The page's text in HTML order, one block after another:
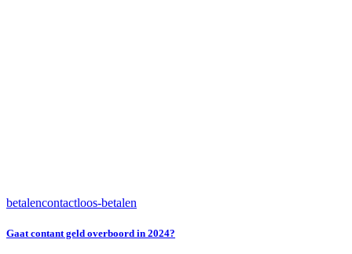
betalencontactloos-betalen
Gaat contant geld overboord in 2024?